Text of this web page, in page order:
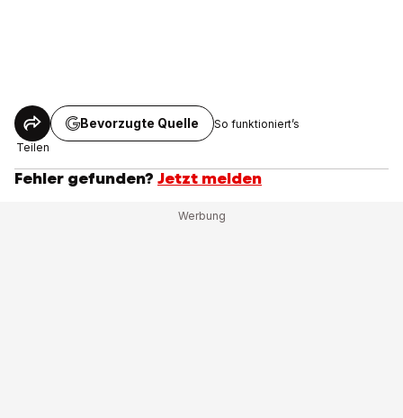
Teilen
Bevorzugte Quelle So funktioniert’s
Fehler gefunden? Jetzt melden